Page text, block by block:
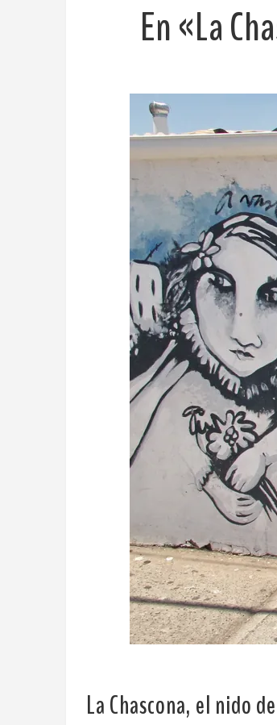
En «La
La Chascona, el nido